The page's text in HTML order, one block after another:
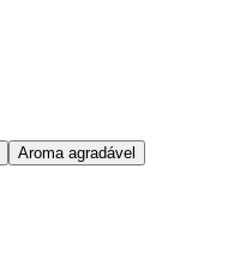
Aroma agradável